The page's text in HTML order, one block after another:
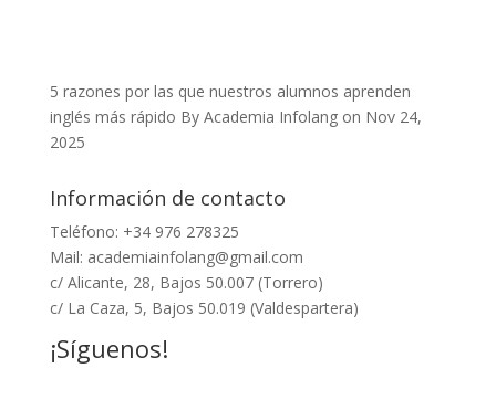
5 razones por las que nuestros alumnos aprenden
inglés más rápido By Academia Infolang on Nov 24,
2025
Información de contacto
Teléfono: +34 976 278325
Mail: academiainfolang@gmail.com
c/ Alicante, 28, Bajos 50.007 (Torrero)
c/ La Caza, 5, Bajos 50.019 (Valdespartera)
¡Síguenos!